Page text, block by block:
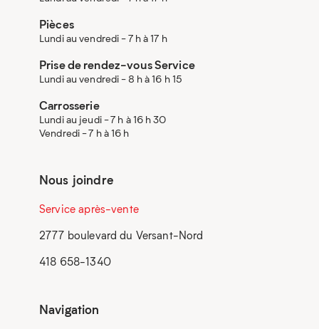
Pièces
Lundi au vendredi - 7 h à 17 h
Prise de rendez-vous Service
Lundi au vendredi - 8 h à 16 h 15
Carrosserie
Lundi au jeudi - 7 h à 16 h 30
Vendredi - 7 h à 16 h
Nous joindre
Service après-vente
2777 boulevard du Versant-Nord
418 658-1340
Navigation